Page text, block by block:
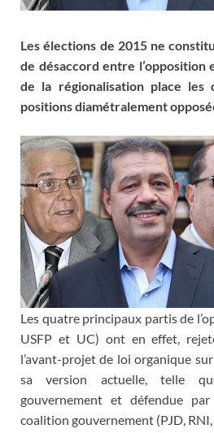
Les élections de 2015 ne
de désaccord entre
de la régionalisation place les
positions diamétralement
Les quatre principaux partis de
USFP et UC) ont en effet,
l’avant-projet de loi organique
sa version actuelle, telle
gouvernement et défendue
coalition gouvernement (PJD, RNI,